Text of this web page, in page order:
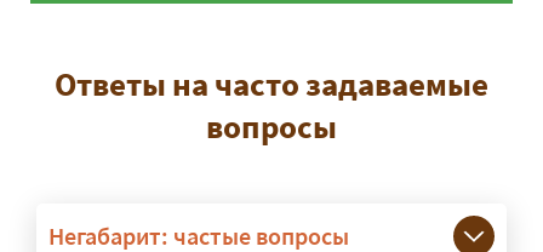
Ответы на часто задаваемые
вопросы
Негабарит: частые вопросы